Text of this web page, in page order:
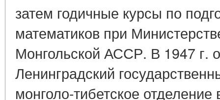
затем годичные курсы по
математиков при
Монгольской АССР. В 1947 г.
Ленинградский
монголо-тибетское отделение